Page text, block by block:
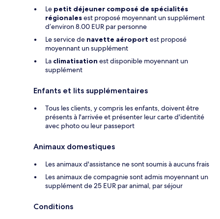
Le petit déjeuner composé de spécialités
régionalesest proposé moyennant un supplément
d’environ 8.00 EUR par personne
Le service de navette aéroport est proposé
moyennant un supplément
La climatisation est disponible moyennant un
supplément
Enfants et lits supplémentaires
Tous les clients, y compris les enfants, doivent être
présents à l'arrivée et présenter leur carte d'identité
avec photo ou leur passeport
Animaux domestiques
Les animaux d'assistance ne sont soumis à aucuns frais
Les animaux de compagnie sont admis moyennant un
supplément de 25 EUR par animal, par séjour
Conditions